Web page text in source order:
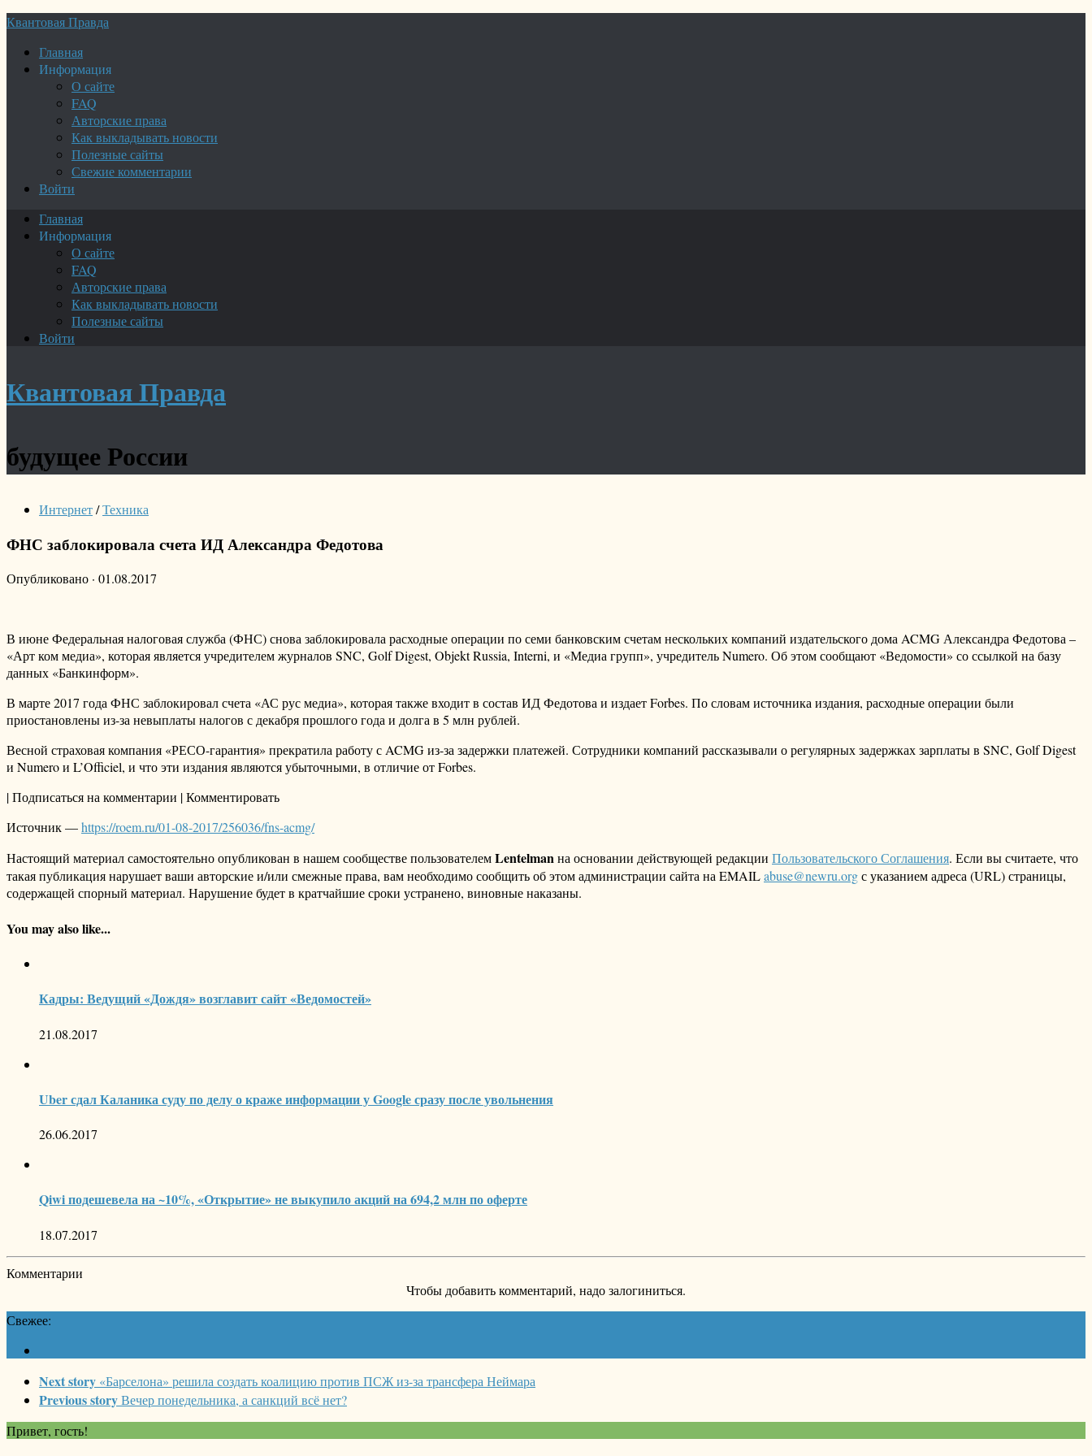
Квантовая Правда
Главная
Информация
О сайте
FAQ
Авторские права
Как выкладывать новости
Полезные сайты
Свежие комментарии
Войти
Главная
Информация
О сайте
FAQ
Авторские права
Как выкладывать новости
Полезные сайты
Войти
Квантовая Правда
будущее России
Интернет/Техника
ФНС заблокировала счета ИД Александра Федотова
Опубликовано · 01.08.2017
В июне Федеральная налоговая служба (ФНС) снова заблокировала расходные операции по семи банковским счетам нескольких компаний издательского дома ACMG Александра Федотова –
«Арт ком медиа», которая является учредителем журналов SNC, Golf Digest, Objekt Russia, Interni, и «Медиа групп», учредитель Numero. Об этом сообщают «Ведомости» со ссылкой на базу
данных «Банкинформ».
В марте 2017 года ФНС заблокировал счета «АС рус медиа», которая также входит в состав ИД Федотова и издает Forbes. По словам источника издания, расходные операции были
приостановлены из-за невыплаты налогов с декабря прошлого года и долга в 5 млн рублей.
Весной страховая компания «РЕСО-гарантия» прекратила работу с ACMG из-за задержки платежей. Сотрудники компаний рассказывали о регулярных задержках зарплаты в SNC, Golf Digest
и Numero и L’Officiel, и что эти издания являются убыточными, в отличие от Forbes.
| Подписаться на комментарии | Комментировать
Источник —https://roem.ru/01-08-2017/256036/fns-acmg/
Настоящий материал самостоятельно опубликован в нашем сообществе пользователемLentelmanна основании действующей редакции Пользовательского Соглашения. Если вы считаете, что
такая публикация нарушает ваши авторские и/или смежные права, вам необходимо сообщить об этом администрации сайта на EMAILabuse@newru.orgс указанием адреса (URL) страницы,
содержащей спорный материал. Нарушение будет в кратчайшие сроки устранено, виновные наказаны.
You may also like...
Кадры: Ведущий «Дождя» возглавит сайт «Ведомостей»
21.08.2017
Uber сдал Каланика суду по делу о краже информации у Google сразу после увольнения
26.06.2017
Qiwi подешевела на ~10%, «Открытие» не выкупило акций на 694,2 млн по оферте
18.07.2017
Комментарии
Чтобы добавить комментарий, надо залогиниться.
Свежее:
Next story «Барселона» решила создать коалицию против ПСЖ из-за трансфера Неймара
Previous storyВечер понедельника, а санкций всё нет?
Привет, гость!